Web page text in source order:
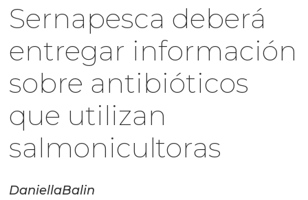
Sernapesca deberá
entregar información
sobre antibióticos
que utilizan
salmonicultoras
DaniellaBalin